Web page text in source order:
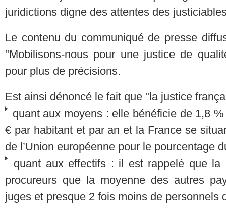
juridictions digne des attentes des
Le contenu du communiqué de presse
"Mobilisons-nous pour une justice de
pour plus de précisions.
Est ainsi dénoncé le fait que "la justice
quant aux moyens : elle bénéficie de 1,8
€ par habitant et par an et la France se
de l’Union européenne pour le pourcentage
quant aux effectifs : il est rappelé que
procureurs que la moyenne des autres
juges et presque 2 fois moins de personnels